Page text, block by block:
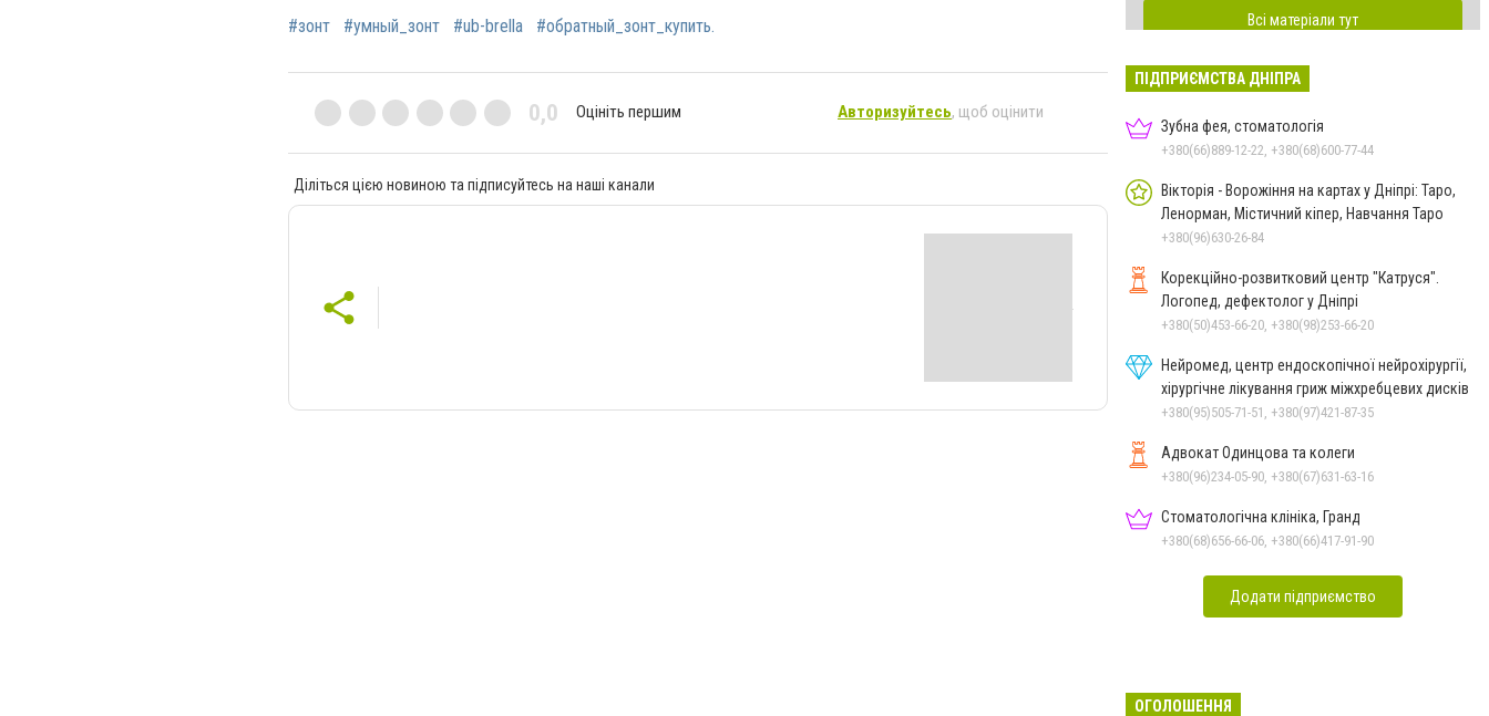
#зонт #умный_зонт #ub-brella #обратный_зонт_купить.
0,0 Оцініть першим Авторизуйтесь, щоб оцінити
Діліться цією новиною та підписуйтесь на наші канали
Всі матеріали тут
ПІДПРИЄМСТВА ДНІПРА
Зубна фея, стоматологія
+380(66)889-12-22, +380(68)600-77-44
Вікторія - Ворожіння на картах у Дніпрі: Таро,
Ленорман, Містичний кіпер, Навчання Таро
+380(96)630-26-84
Корекційно-розвитковий центр "Катруся".
Логопед, дефектолог у Дніпрі
+380(50)453-66-20, +380(98)253-66-20
Нейромед, центр ендоскопічної нейрохірургії,
хірургічне лікування гриж міжхребцевих дисків
+380(95)505-71-51, +380(97)421-87-35
Адвокат Одинцова та колеги
+380(96)234-05-90, +380(67)631-63-16
Стоматологічна клініка, Гранд
+380(68)656-66-06, +380(66)417-91-90
Додати підприємство
ОГОЛОШЕННЯ